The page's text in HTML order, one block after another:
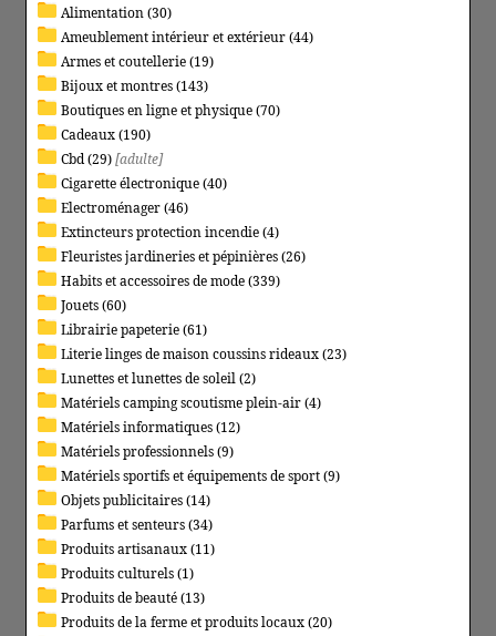
Alimentation (30)
Ameublement intérieur et extérieur (44)
Armes et coutellerie (19)
Bijoux et montres (143)
Boutiques en ligne et physique (70)
Cadeaux (190)
Cbd (29)[adulte]
Cigarette électronique (40)
Electroménager (46)
Extincteurs protection incendie (4)
Fleuristes jardineries et pépinières (26)
Habits et accessoires de mode (339)
Jouets (60)
Librairie papeterie (61)
Literie linges de maison coussins rideaux (23)
Lunettes et lunettes de soleil (2)
Matériels camping scoutisme plein-air (4)
Matériels informatiques (12)
Matériels professionnels (9)
Matériels sportifs et équipements de sport (9)
Objets publicitaires (14)
Parfums et senteurs (34)
Produits artisanaux (11)
Produits culturels (1)
Produits de beauté (13)
Produits de la ferme et produits locaux (20)